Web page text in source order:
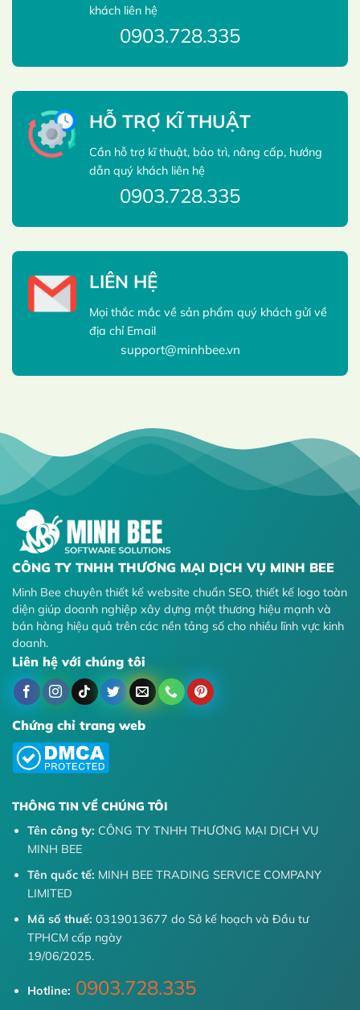
khách liên hệ
0903.728.335
HỖ TRỢ KĨ THUẬT
Cần hỗ trợ kĩ thuật, bảo trì, nâng cấp, hướng
dẫn quý khách liên hệ
0903.728.335
LIÊN HỆ
Mọi thắc mắc về sản phẩm quý khách gửi về
địa chỉ Email
support@minhbee.vn
CÔNG TY TNHH THƯƠNG MẠI DỊCH VỤ MINH BEE
Minh Bee chuyên thiết kế website chuẩn SEO, thiết kế logo toàn
diện giúp doanh nghiệp xây dựng một thương hiệu mạnh và
bán hàng hiệu quả trên các nền tảng số cho nhiều lĩnh vực kinh
doanh.
Liên hệ với chúng tôi
Chứng chỉ trang web
THÔNG TIN VỀ CHÚNG TÔI
Tên công ty: CÔNG TY TNHH THƯƠNG MẠI DỊCH VỤ
MINH BEE
Tên quốc tế: MINH BEE TRADING SERVICE COMPANY
LIMITED
Mã số thuế: 0319013677 do Sở kế hoạch và Đầu tư
TPHCM cấp ngày
19/06/2025.
Hotline: 0903.728.335